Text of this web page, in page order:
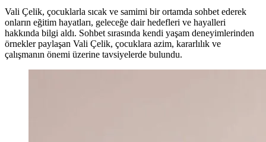
Vali Çelik, çocuklarla sıcak ve samimi bir ortamda sohbet ederek
onların eğitim hayatları, geleceğe dair hedefleri ve hayalleri
hakkında bilgi aldı. Sohbet sırasında kendi yaşam deneyimlerinden
örnekler paylaşan Vali Çelik, çocuklara azim, kararlılık ve
çalışmanın önemi üzerine tavsiyelerde bulundu.